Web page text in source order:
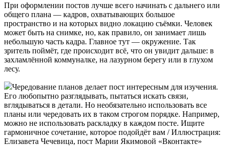
При оформлении постов лучше всего начинать с дальнего или
общего плана — кадров, охватывающих большое
пространство и на которых видно локацию съёмки. Человек
может быть на снимке, но, как правило, он занимает лишь
небольшую часть кадра. Главное тут — окружение. Так
зритель поймёт, где происходит всё, что он увидит дальше: в
захламлённой коммуналке, на лазурном берегу или в глухом
лесу.
Чередование планов делает пост интересным для изучения.
Его любопытно разглядывать, пытаться искать связи,
вглядываться в детали. Но необязательно использовать все
планы или чередовать их в таком строгом порядке. Например,
можно не использовать раскладку в каждом посте. Ищите
гармоничное сочетание, которое подойдёт вам / Иллюстрация:
Елизавета Чечевица, пост Марии Якимовой «Вконтакте»